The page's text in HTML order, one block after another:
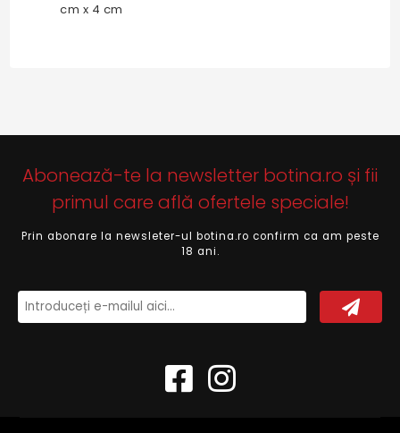
cm x 4 cm
Abonează-te la newsletter botina.ro și fii
primul care află ofertele speciale!
Prin abonare la newsleter-ul botina.ro confirm ca am peste
18 ani.